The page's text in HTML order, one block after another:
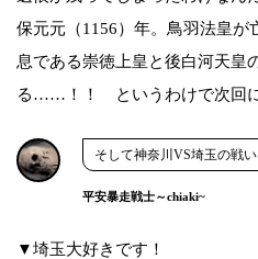
保元元（1156）年。鳥羽法皇が
息である崇徳上皇と後白河天皇
る……！！ というわけで次回に
そして神奈川VS埼玉の戦
平安暴走戦士～chiaki~
▼埼玉大好きです！